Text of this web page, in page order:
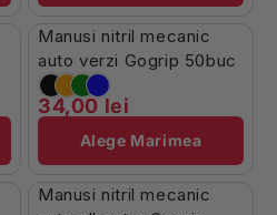
Manusi nitril mecanic
auto verzi Gogrip 50buc
34,00 lei
Alege Marimea
Manusi nitril mecanic